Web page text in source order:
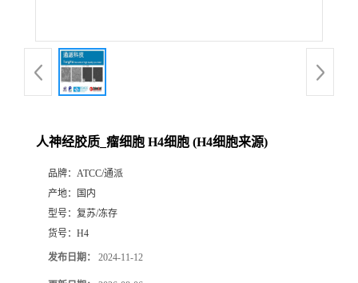
人神经胶质_瘤细胞 H4细胞 (H4细胞来源)
品牌： ATCC/通派
产地：
国内
型号： 复苏/冻存
货号： H4
发布日期： 2024-11-12